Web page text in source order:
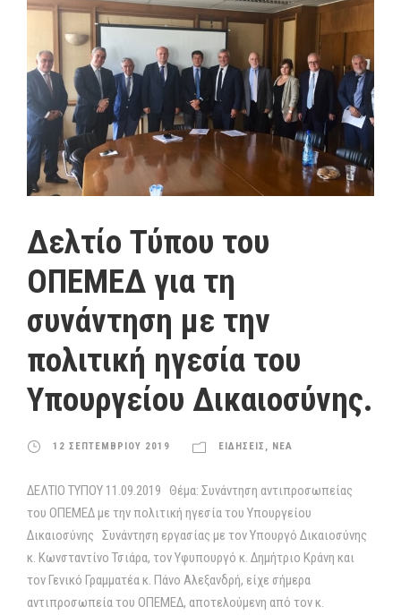
Δελτίο Τύπου του
ΟΠΕΜΕΔ για τη
συνάντηση με την
πολιτική ηγεσία του
Υπουργείου Δικαιοσύνης.
12 ΣΕΠΤΕΜΒΡΙΟΥ 2019 ΕΙΔΗΣΕΙΣ ΝΕΑ
ΔΕΛΤΙΟ ΤΥΠΟΥ 11.09.2019 Θέμα: Συνάντηση αντιπροσωπείας
του ΟΠΕΜΕΔ με την πολιτική ηγεσία του Υπουργείου
Δικαιοσύνης Συνάντηση εργασίας με τον Υπουργό Δικαιοσύνης
κ. Κωνσταντίνο Τσιάρα, τον Υφυπουργό κ. Δημήτριο Κράνη και
τον Γενικό Γραμματέα κ. Πάνο Αλεξανδρή, είχε σήμερα
αντιπροσωπεία του ΟΠΕΜΕΔ, αποτελούμενη από τον κ.